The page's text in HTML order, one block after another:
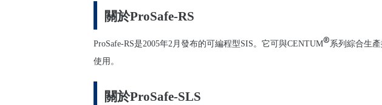
關於ProSafe-RS
ProSafe-RS是2005年2月發布的可編程型SIS。它可與CENTUM®系列綜合生
使用。
關於ProSafe-SLS